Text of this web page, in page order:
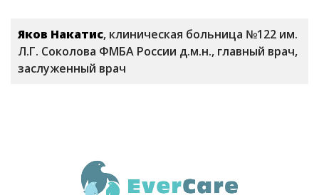
Яков Накатис, клиническая больница №122 им.
Л.Г. Соколова ФМБА России д.м.н., главный врач,
заслуженный врач